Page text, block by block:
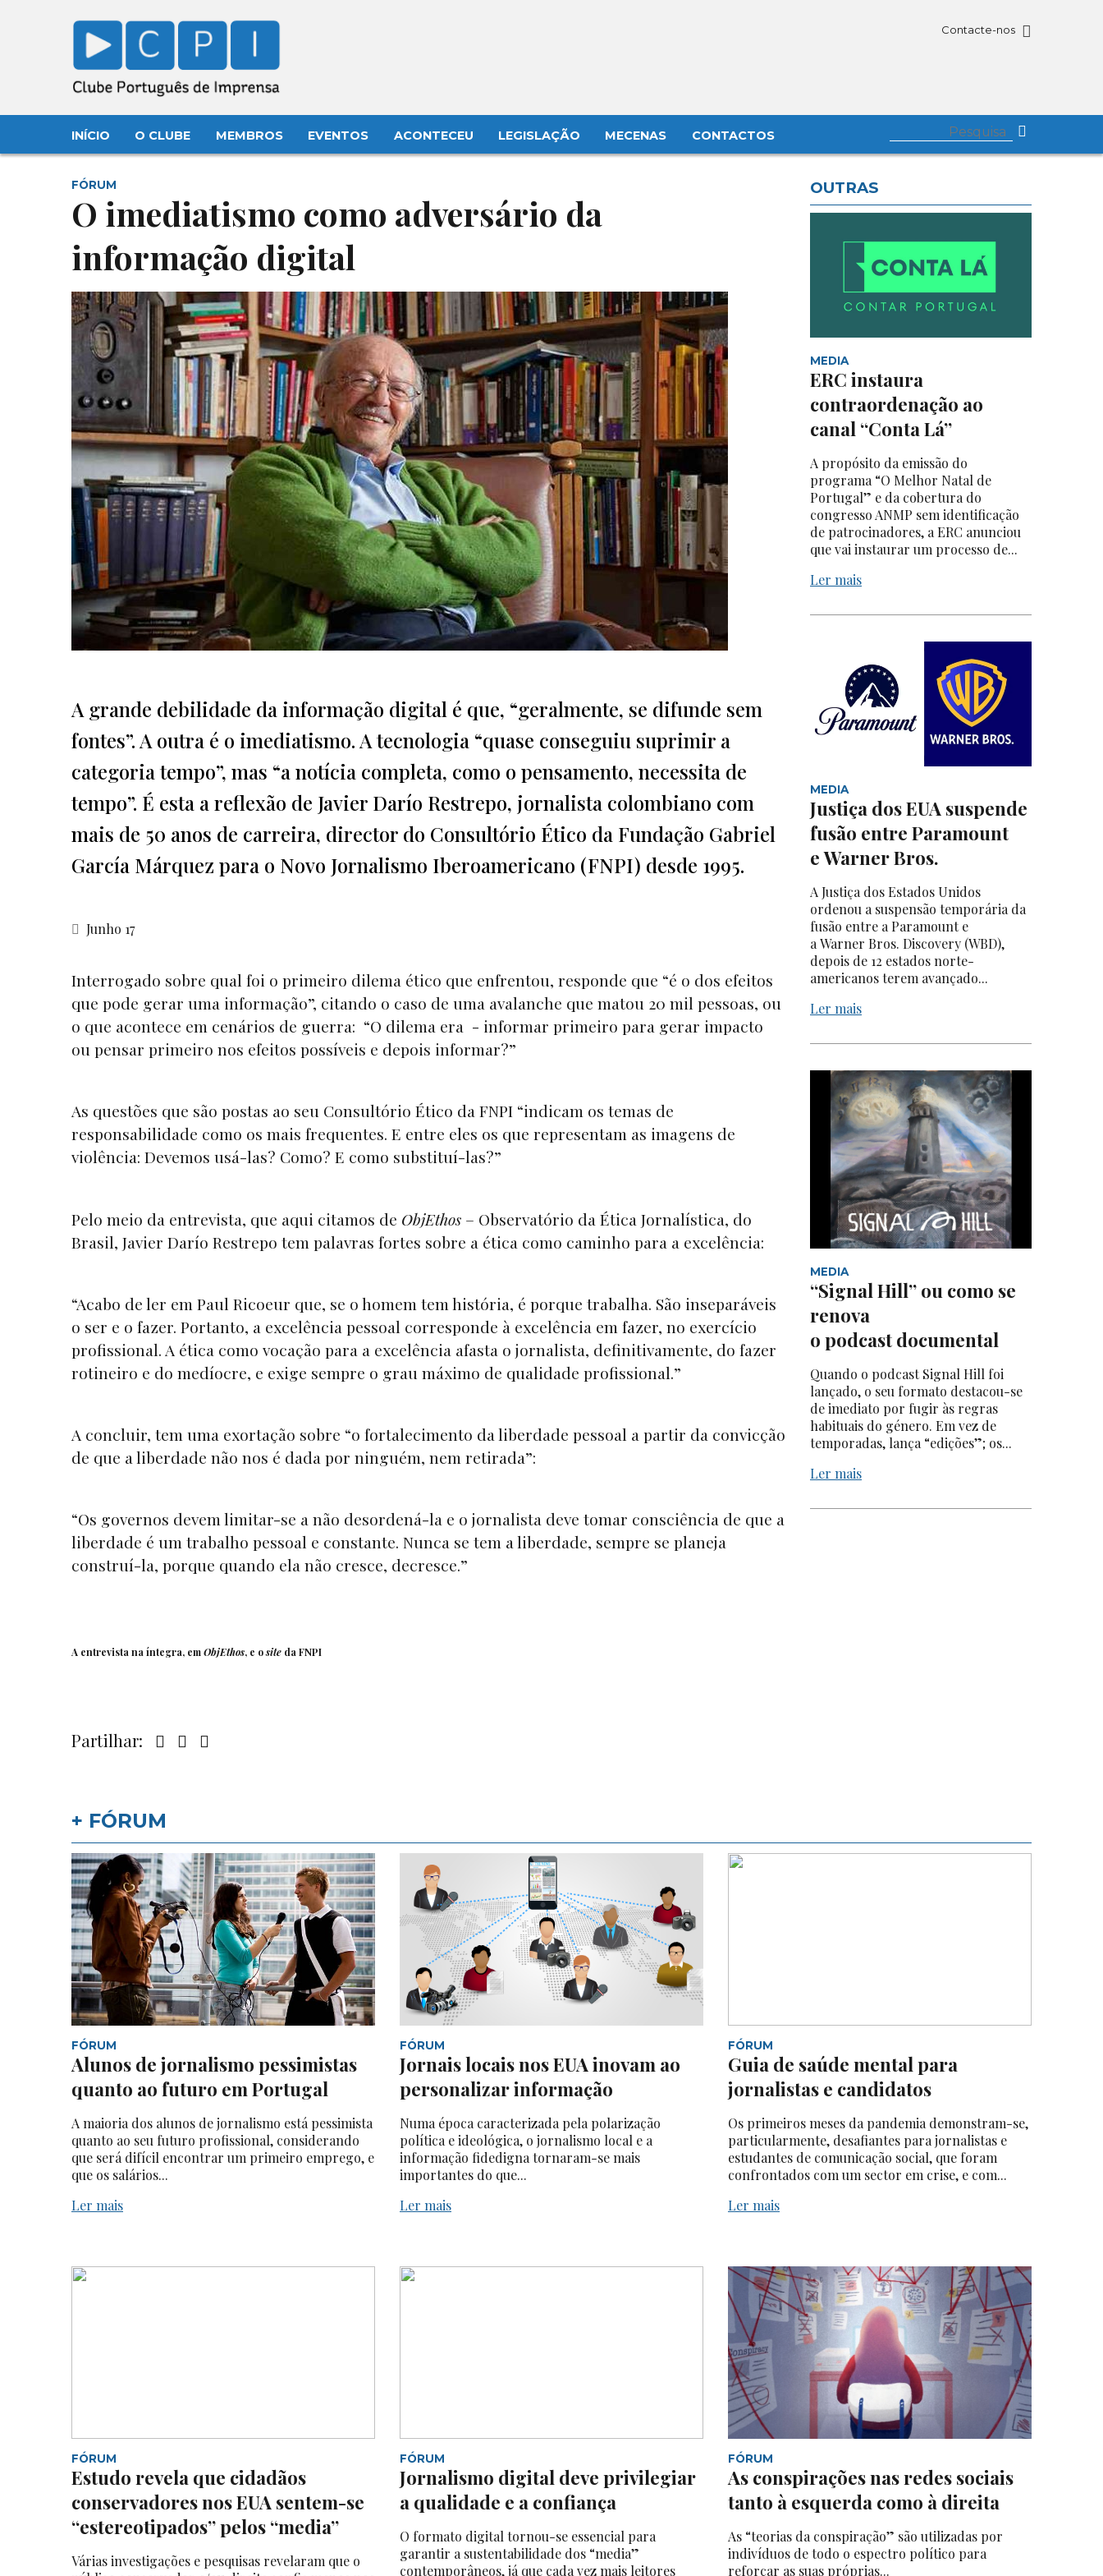
Contacte-nos
INÍCIO O CLUBE MEMBROS EVENTOS ACONTECEU LEGISLAÇÃO MECENAS CONTACTOS
FÓRUM
O imediatismo como adversário da
informação digital
A grande debilidade da informação digital é que, “geralmente, se difunde sem
fontes”. A outra é o imediatismo. A tecnologia “quase conseguiu suprimir a
categoria tempo”, mas “a notícia completa, como o pensamento, necessita de
tempo”. É esta a reflexão de Javier Darío Restrepo, jornalista colombiano com
mais de 50 anos de carreira, director do Consultório Ético da Fundação Gabriel
García Márquez para o Novo Jornalismo Iberoamericano (FNPI) desde 1995.
Junho 17
Interrogado sobre qual foi o primeiro dilema ético que enfrentou, responde que “é o dos efeitos
que pode gerar uma informação”, citando o caso de uma avalanche que matou 20 mil pessoas, ou
o que acontece em cenários de guerra: “O dilema era - informar primeiro para gerar impacto
ou pensar primeiro nos efeitos possíveis e depois informar?”
As questões que são postas ao seu Consultório Ético da FNPI “indicam os temas de
responsabilidade como os mais frequentes. E entre eles os que representam as imagens de
violência: Devemos usá-las? Como? E como substituí-las?”
Pelo meio da entrevista, que aqui citamos de ObjEthos – Observatório da Ética Jornalística, do
Brasil, Javier Darío Restrepo tem palavras fortes sobre a ética como caminho para a excelência:
“Acabo de ler em Paul Ricoeur que, se o homem tem história, é porque trabalha. São inseparáveis
o ser e o fazer. Portanto, a excelência pessoal corresponde à excelência em fazer, no exercício
profissional. A ética como vocação para a excelência afasta o jornalista, definitivamente, do fazer
rotineiro e do medíocre, e exige sempre o grau máximo de qualidade profissional.”
A concluir, tem uma exortação sobre “o fortalecimento da liberdade pessoal a partir da convicção
de que a liberdade não nos é dada por ninguém, nem retirada”:
“Os governos devem limitar-se a não desordená-la e o jornalista deve tomar consciência de que a
liberdade é um trabalho pessoal e constante. Nunca se tem a liberdade, sempre se planeja
construí-la, porque quando ela não cresce, decresce.”
A entrevista na íntegra, emObjEthos, e osite daFNPI
Partilhar:
OUTRAS
MEDIA
ERC instaura
contraordenação ao
canal “Conta Lá”
A propósito da emissão do
programa “O Melhor Natal de
Portugal” e da cobertura do
congresso ANMP sem identificação
de patrocinadores, a ERC anunciou
que vai instaurar um processo de...
Ler mais
MEDIA
Justiça dos EUA suspende
fusão entre Paramount
e Warner Bros.
A Justiça dos Estados Unidos
ordenou a suspensão temporária da
fusão entre a Paramount e
a Warner Bros. Discovery (WBD),
depois de 12 estados norte-
americanos terem avançado...
Ler mais
MEDIA
“Signal Hill” ou como se
renova
o podcast documental
Quando o podcast Signal Hill foi
lançado, o seu formato destacou-se
de imediato por fugir às regras
habituais do género. Em vez de
temporadas, lança “edições”; os...
Ler mais
+ FÓRUM
FÓRUM
Alunos de jornalismo pessimistas
quanto ao futuro em Portugal
A maioria dos alunos de jornalismo está pessimista
quanto ao seu futuro profissional, considerando
que será difícil encontrar um primeiro emprego, e
que os salários...
Ler mais
FÓRUM
Jornais locais nos EUA inovam ao
personalizar informação
Numa época caracterizada pela polarização
política e ideológica, o jornalismo local e a
informação fidedigna tornaram-se mais
importantes do que...
Ler mais
FÓRUM
Guia de saúde mental para
jornalistas e candidatos
Os primeiros meses da pandemia demonstram-se,
particularmente, desafiantes para jornalistas e
estudantes de comunicação social, que foram
confrontados com um sector em crise, e com...
Ler mais
FÓRUM
Estudo revela que cidadãos
conservadores nos EUA sentem-se
“estereotipados” pelos “media”
Várias investigações e pesquisas revelaram que o
FÓRUM
Jornalismo digital deve privilegiar
a qualidade e a confiança
O formato digital tornou-se essencial para
garantir a sustentabilidade dos “media”
contemporâneos, já que cada vez mais leitores
FÓRUM
As conspirações nas redes sociais
tanto à esquerda como à direita
As “teorias da conspiração” são utilizadas por
indivíduos de todo o espectro político para
reforçar as suas próprias...